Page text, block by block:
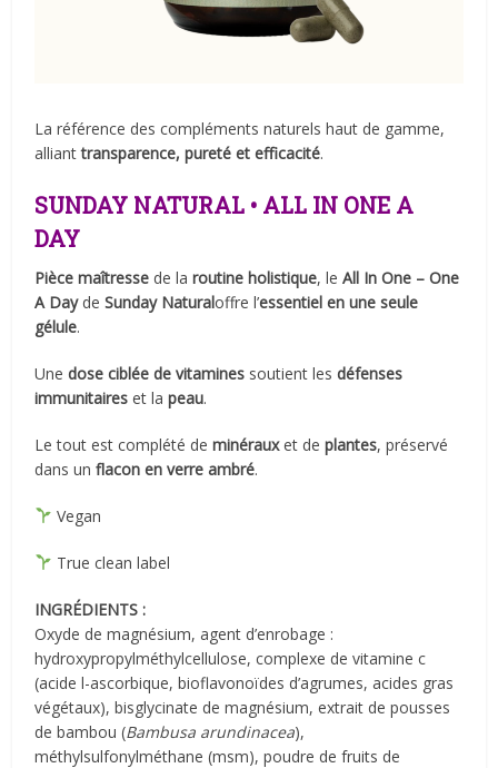
La référence des compléments naturels haut de gamme,
allianttransparence, pureté et efficacité.
SUNDAY NATURAL • ALL IN ONE A
DAY
Pièce maîtresse de laroutine holistique, leAll In One – One
A DaydeSunday Naturaloffre l’essentiel en une seule
gélule.
Unedose ciblée de vitamines soutient lesdéfenses
immunitaires et lapeau.
Le tout est complété deminérauxet deplantes, préservé
dans unflacon en verre ambré.
Vegan
True clean label
INGRÉDIENTS :
Oxyde de magnésium, agent d’enrobage :
hydroxypropylméthylcellulose, complexe de vitamine c
(acide l-ascorbique, bioflavonoïdes d’agrumes, acides gras
végétaux), bisglycinate de magnésium, extrait de pousses
de bambou (Bambusa arundinacea),
méthylsulfonylméthane (msm), poudre de fruits de